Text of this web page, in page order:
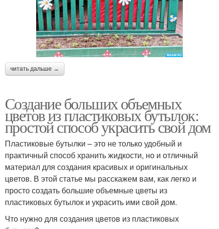
читать дальше →
Создание больших объемных
цветов из пластиковых бутылок:
простой способ украсить свой дом
Пластиковые бутылки – это не только удобный и
практичный способ хранить жидкости, но и отличный
материал для создания красивых и оригинальных
цветов. В этой статье мы расскажем вам, как легко и
просто создать большие объемные цветы из
пластиковых бутылок и украсить ими свой дом.
Что нужно для создания цветов из пластиковых